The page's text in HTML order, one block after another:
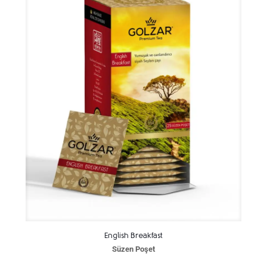
English Breakfast
Süzen Poşet